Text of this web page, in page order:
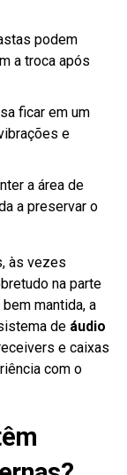
podem
a troca após
ficar em um
e
a área de
a preservar o
às vezes
na parte
mantida, a
de áudio
e caixas
com o